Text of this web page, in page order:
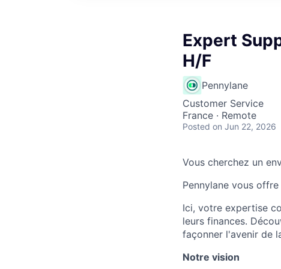
Expert
H/F
Pennylane
Customer Service
France · Remote
Posted on Jun 22, 2026
Vous cherchez un
Pennylane vous
Ici, votre expertise
leurs finances.
façonner l'avenir de
Notre vision